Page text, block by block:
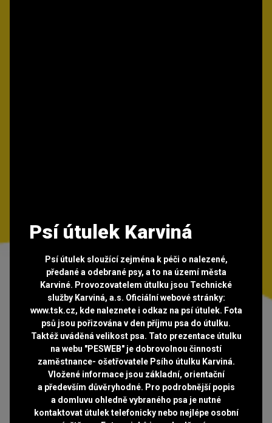
Psí útulek Karviná
Psí útulek sloužící zejména k péči o nalezené,
předané a odebrané psy, a to na území města
Karviné. Provozovatelem útulku jsou Technické
služby Karviná, a.s. Oficiální webové stránky:
www.tsk.cz, kde naleznete i odkaz na psí útulek. Fota
psů jsou pořizována v den příjmu psa do útulku.
Taktéž uváděná velikost psa. Tato prezentace útulku
na webu "PESWEB" je dobrovolnou činností
zaměstnance- ošetřovatele Psího útulku Karviná.
Vložené informace jsou základní, orientační
a především důvěryhodné. Pro podrobnější popis
a domluvu ohledně vybraného psa je nutné
kontaktovat útulek telefonicky nebo nejlépe osobní